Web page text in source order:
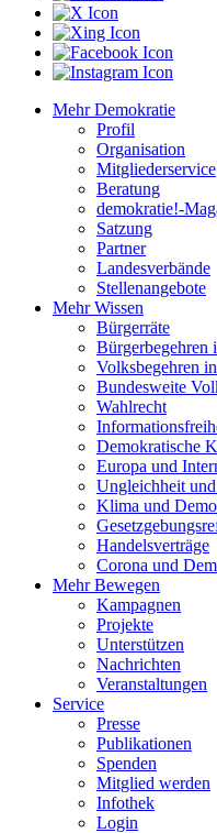
Mehr Demokratie
Profil
Organisation
Mitgliederservice
Beratung
demokratie!-
Satzung
Partner
Landesverbände
Stellenangebote
Mehr Wissen
Bürgerräte
Bürgerbegehren
Volksbegehren
Bundesweite
Wahlrecht
Demokratische
Europa und
Ungleichheit
Klima und
Handelsverträge
Corona und
Mehr Bewegen
Kampagnen
Projekte
Unterstützen
Nachrichten
Veranstaltungen
Service
Presse
Publikationen
Spenden
Mitglied werden
Infothek
Login